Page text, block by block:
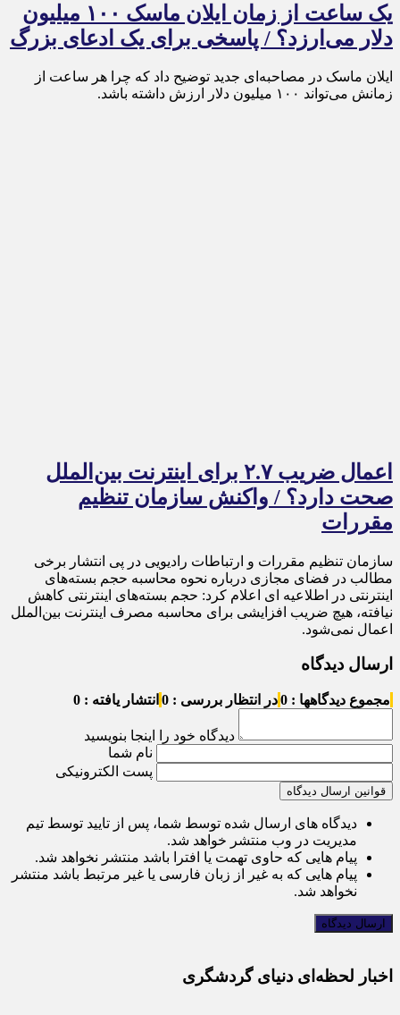
یک ساعت از زمان ایلان ماسک ۱۰۰ میلیون
دلار می‌ارزد؟ / پاسخی برای یک ادعای بزرگ
ایلان ماسک در مصاحبه‌ای جدید توضیح داد که چرا هر ساعت از
زمانش می‌تواند ۱۰۰ میلیون دلار ارزش داشته باشد.
اعمال ضریب ۲.۷ برای اینترنت بین‌الملل
صحت دارد؟ / واکنش سازمان تنظیم
مقررات
سازمان تنظیم مقررات و ارتباطات رادیویی در پی انتشار برخی
مطالب در فضای مجازی درباره نحوه محاسبه حجم بسته‌های
اینترنتی در اطلاعیه ای اعلام کرد: حجم بسته‌های اینترنتی کاهش
نیافته، هیچ ضریب افزایشی برای محاسبه مصرف اینترنت بین‌الملل
اعمال نمی‌شود.
ارسال دیدگاه
مجموع دیدگاهها : 0 در انتظار بررسی : 0 انتشار یافته : 0
دیدگاه خود را اینجا بنویسید
نام شما
پست الکترونیکی
قوانین ارسال دیدگاه
دیدگاه های ارسال شده توسط شما، پس از تایید توسط تیم
مدیریت در وب منتشر خواهد شد.
پیام هایی که حاوی تهمت یا افترا باشد منتشر نخواهد شد.
پیام هایی که به غیر از زبان فارسی یا غیر مرتبط باشد منتشر
نخواهد شد.
اخبار لحظه‌ای دنیای گردشگری